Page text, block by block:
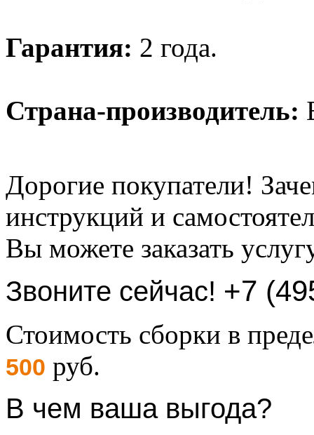
Гарантия: 2 года.
Страна-производитель:
Дорогие покупатели!
инструкций и
Вы можете заказать
Звоните сейчас! +7
Стоимость сборки в
500 руб.
В чем ваша выгода?